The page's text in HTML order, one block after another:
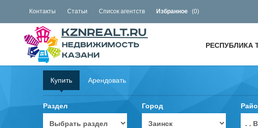
Контакты Статьи Список агентств Избранное (0)
РЕСПУБЛИКА
Купить Арендовать
Раздел Город
. .